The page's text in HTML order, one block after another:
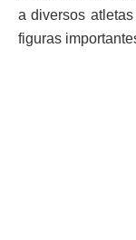
a diversos
figuras